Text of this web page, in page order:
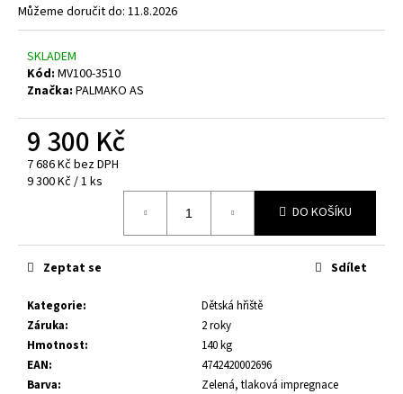
Můžeme doručit do: 11.8.2026
SKLADEM
Kód: MV100-3510
Značka: PALMAKO AS
9 300 Kč
7 686 Kč bez DPH
Měrná
9 300 Kč / 1 ks
DO KOŠÍKU
Kategorie:
Dětská hřiště
Záruka:
2 roky
Hmotnost:
140 kg
EAN:
4742420002696
Barva: Zelená, tlaková impregnace
Zeptat se Sdílet
D
o
p
o
u
HŘIŠTĚ
BRENDA
300
Kč